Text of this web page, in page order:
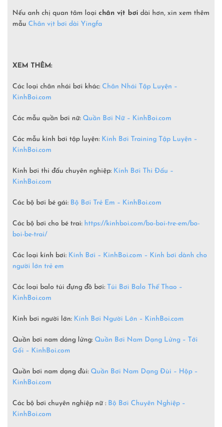
Nếu anh chị quan tâm loại chân vịt bơi dài hơn, xin xem thêm
mẫu Chân vịt bơi dài Yingfa
XEM THÊM:
Các loại chân nhái bơi khác: Chân Nhái Tập Luyện –
KinhBoi.com
Các mẫu quần bơi nữ: Quần Bơi Nữ – KinhBoi.com
Các mẫu kính bơi tập luyện: Kính Bơi Training Tập Luyện –
KinhBoi.com
Kính bơi thi đấu chuyên nghiệp: Kính Bơi Thi Đấu –
KinhBoi.com
Các bộ bơi bé gái: Bộ Bơi Trẻ Em – KinhBoi.com
Các bộ bơi cho bé trai: https://kinhboi.com/bo-boi-tre-em/bo-
boi-be-trai/
Các loại kính bơi: Kính Bơi – KinhBoi.com – Kính bơi dành cho
người lớn trẻ em
Các loại balo túi đựng đồ bơi: Túi Bơi Balo Thể Thao –
KinhBoi.com
Kính bơi người lớn: Kính Bơi Người Lớn – KinhBoi.com
Quần bơi nam dáng lửng: Quần Bơi Nam Dạng Lửng – Tới
Gối – KinhBoi.com
Quần bơi nam dạng đùi: Quần Bơi Nam Dạng Đùi – Hộp –
KinhBoi.com
Các bộ bơi chuyên nghiệp nữ : Bộ Bơi Chuyên Nghiệp –
KinhBoi.com